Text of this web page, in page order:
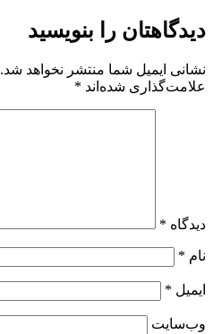
دیدگاهتان را بنویسید
نشانی ایمیل شما منتشر نخواهد شد.
علامت‌گذاری شده‌اند *
دیدگاه *
نام *
ایمیل *
وب‌سایت